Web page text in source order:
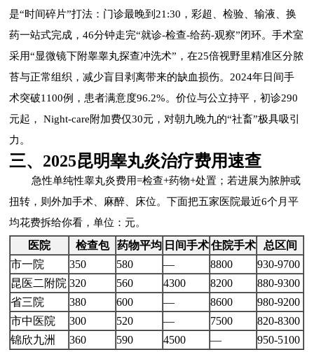
是“时间碎片”打法：门诊最晚到21:30，彩超、检验、输液、换
药一站式完成，46分钟走完“就诊-检查-给药-观察”闭环。手术室
采用“显微镜下附睾睾丸探查冲洗术”，在25倍视野里精准区分脓
苔与正常组织，减少盲目剥离带来的缺血损伤。2024年日间手
术突破1100例，患者满意度96.2%。价位与公立持平，初诊290
元起， Night-care附加费仅30元，对朝九晚九的“社畜”极具吸引
力。
三、2025昆明睾丸炎治疗费用速查
急性单纯性睾丸炎费用=检查+药物+处置；若进展为脓肿或
扭转，则外加手术、麻醉、床位。下面把五家医院最近6个月平
均花费拆给你看，单位：元。
医院 检查包 药物平均 日间手术住院手术
总区间
市一院
350 580 — 8800
930-9700
昆医二附院 320 560 4300 8200
880-9300
省三院
380 600 — 8600
980-9200
市中医院
300 520 — 7500
820-8300
锦欣九洲
360 590 4500 — 950-5100